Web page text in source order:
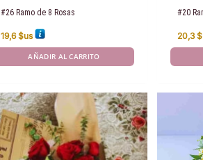
#26 Ramo de 8 Rosas
19,6$us
AÑADIR AL CARRITO
#20
20,3